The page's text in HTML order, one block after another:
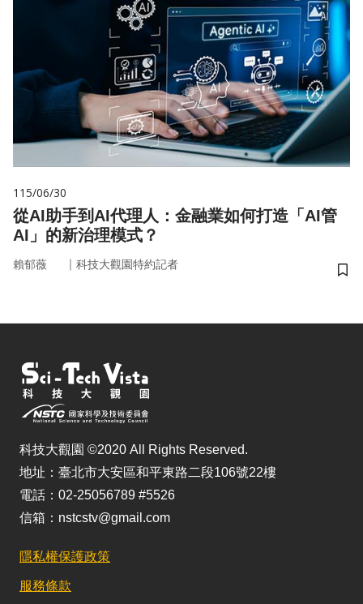
115/06/30
從AI助手到AI代理人：金融業如何打造「AI管
AI」的新治理模式？
賴郁薇 ｜ 科技大觀園特約記者
儲
科技大觀園 ©2020 All Rights Reserved.
地址：臺北市大安區和平東路二段106號22樓
電話：02-25056789 #5526
信箱：nstcstv@gmail.com
隱私權保護政策
服務條款